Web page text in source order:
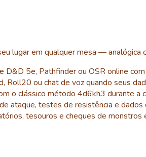
lugar em qualquer mesa —
D&D 5e, Pathfinder ou OSR online
Roll20 ou chat de voz quando seus
o clássico método 4d6kh3 durante a
ataque, testes de resistência e
tesouros e cheques de